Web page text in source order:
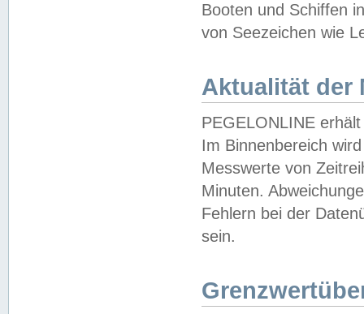
Booten und Schiffen
von Seezeichen wie
Aktualität der
PEGELONLINE
Im Binnenbereich
Messwerte von
Minuten.
Fehlern bei der
sein.